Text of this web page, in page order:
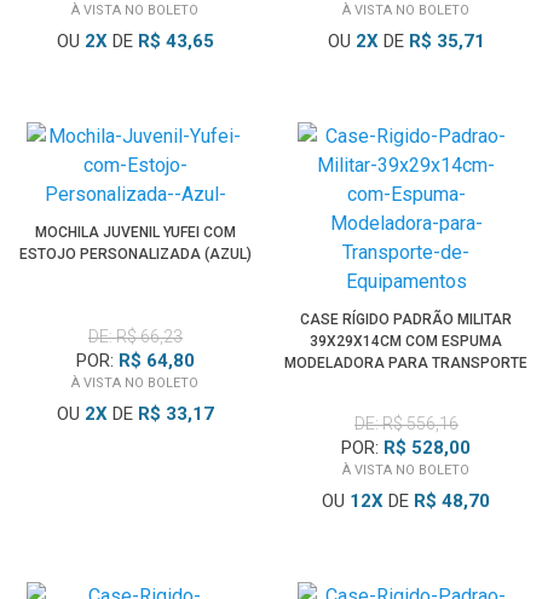
À VISTA NO BOLETO
OU 2XDE R$ 43,65
À VISTA NO BOLETO
OU 2XDE R$ 35,71
MOCHILA JUVENIL YUFEI COM
ESTOJO PERSONALIZADA (AZUL)
DE: R$ 66,23
POR: R$ 64,80
À VISTA NO BOLETO
OU 2XDE R$ 33,17
CASE RÍGIDO PADRÃO MILITAR
39X29X14CM COM ESPUMA
MODELADORA PARA TRANSPORTE
DE: R$ 556,16
POR: R$ 528,00
À VISTA NO BOLETO
OU 12X DE R$ 48,70